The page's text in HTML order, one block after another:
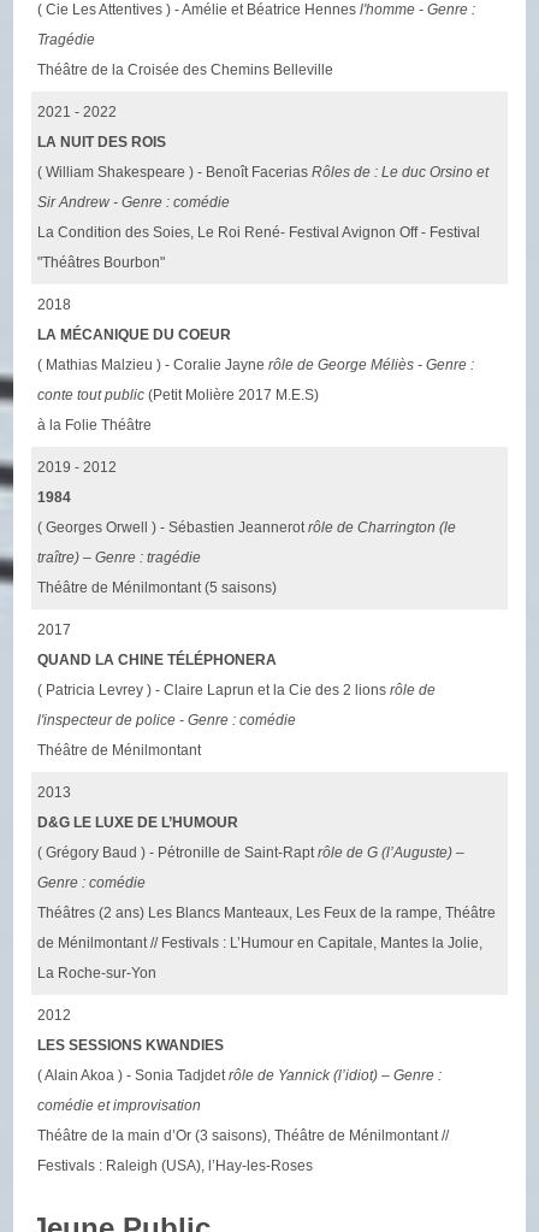
( Cie Les Attentives ) - Amélie et Béatrice Hennesl'homme - Genre :
Tragédie
Théâtre de la Croisée des Chemins Belleville
2021 - 2022
LA NUIT DES ROIS
( William Shakespeare ) - Benoît FaceriasRôles de : Le duc Orsino et
Sir Andrew - Genre : comédie
La Condition des Soies, Le Roi René- Festival Avignon Off - Festival
"Théâtres Bourbon"
2018
LA MÉCANIQUE DU COEUR
( Mathias Malzieu ) - Coralie Jaynerôle de George Méliès - Genre :
conte tout public (Petit Molière 2017 M.E.S)
à la Folie Théâtre
2019 - 2012
1984
( Georges Orwell ) - Sébastien Jeannerotrôle de Charrington (le
traître) – Genre : tragédie
Théâtre de Ménilmontant (5 saisons)
2017
QUAND LA CHINE TÉLÉPHONERA
( Patricia Levrey ) - Claire Laprun et la Cie des 2 lionsrôle de
l'inspecteur de police - Genre : comédie
Théâtre de Ménilmontant
2013
D&G LE LUXE DE L’HUMOUR
( Grégory Baud ) - Pétronille de Saint-Raptrôle de G (l’Auguste) –
Genre : comédie
Théâtres (2 ans) Les Blancs Manteaux, Les Feux de la rampe, Théâtre
de Ménilmontant // Festivals : L’Humour en Capitale, Mantes la Jolie,
La Roche-sur-Yon
2012
LES SESSIONS KWANDIES
( Alain Akoa ) - Sonia Tadjdetrôle de Yannick (l’idiot) – Genre :
comédie et improvisation
Théâtre de la main d’Or (3 saisons), Théâtre de Ménilmontant //
Festivals : Raleigh (USA), l’Hay-les-Roses